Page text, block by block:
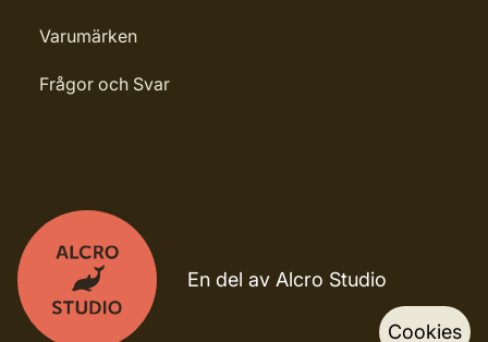
Varumärken
Frågor och Svar
En del av Alcro Studio
Cookies